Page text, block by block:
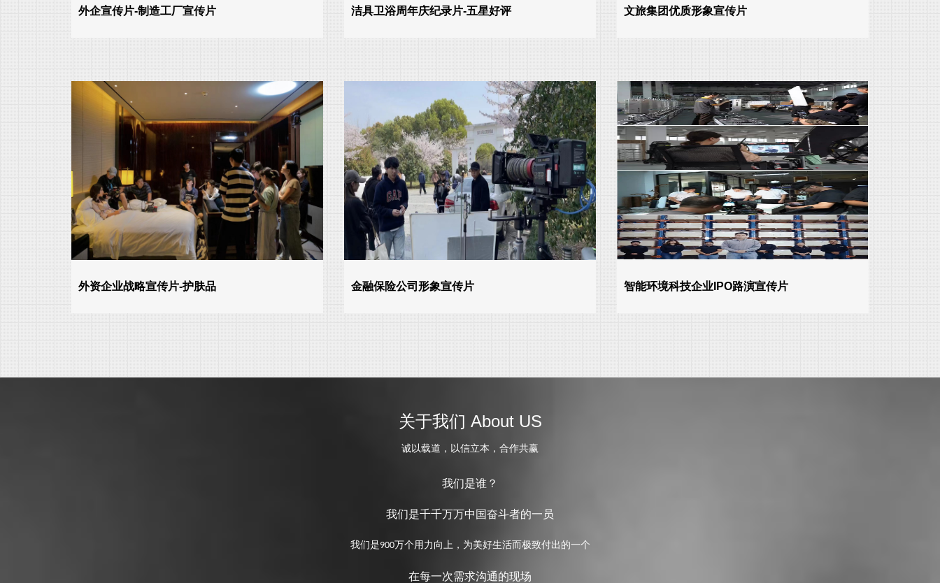
外企宣传片-制造工厂宣传片 洁具卫浴周年庆纪录片-五星好评 文旅集团优质形象宣传片
外资企业战略宣传片-护肤品 金融保险公司形象宣传片 智能环境科技企业IPO路演宣传片
关于我们 About US
诚以载道，以信立本，合作共赢
我们是谁？
我们是千千万万中国奋斗者的一员
我们是900万个用力向上，为美好生活而极致付出的一个
在每一次需求沟通的现场